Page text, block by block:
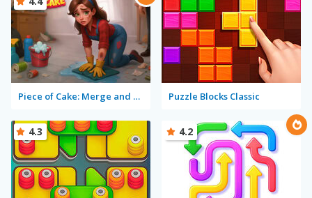
Piece of Cake: Merge and Bake Puzzle Blocks Classic
4.3 4.2